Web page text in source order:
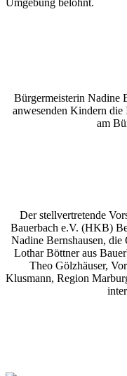
Umgebung belohnt.
Bürgermeisterin Nadine
anwesenden Kindern
am
Der stellvertretende
Bauerbach e.V. (HKB)
Nadine Bernshausen, die
Lothar Böttner aus
Theo Gölzhäuser,
Klusmann, Region